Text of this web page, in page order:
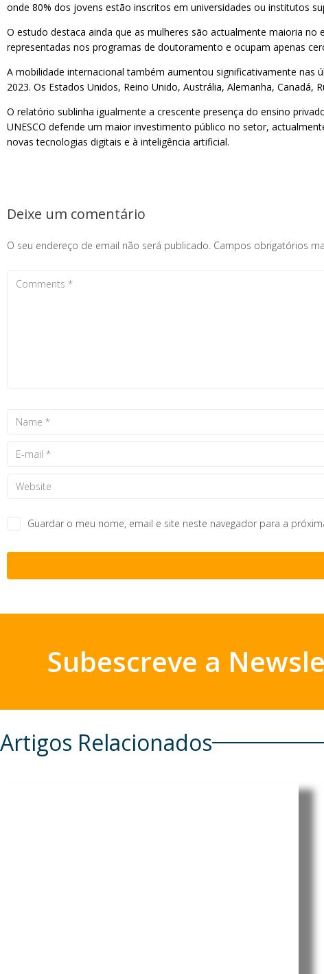
onde 80% dos jovens estão inscritos em universidades ou institutos
O estudo destaca ainda que as mulheres são actualmente maioria
representadas nos programas de doutoramento e ocupam apenas
A mobilidade internacional também aumentou significativamente nas
2023. Os Estados Unidos, Reino Unido, Austrália, Alemanha,
O relatório sublinha igualmente a crescente presença do ensino
UNESCO defende um maior investimento público no setor,
novas tecnologias digitais e à inteligência artificial.
Deixe um comentário
O seu endereço de email não será publicado. Campos obrigatórios
Guardar o meu nome, email e site neste navegador para a
Subescreve a
Artigos Relacionados